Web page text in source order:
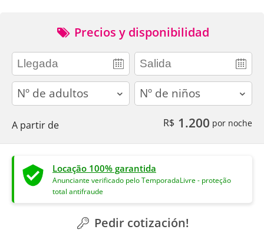
Precios y disponibilidad
adults children
A partir de R$ 1.200 por noche
Locação 100% garantida
Anunciante verificado pelo TemporadaLivre - proteção
total antifraude
Pedir cotización!